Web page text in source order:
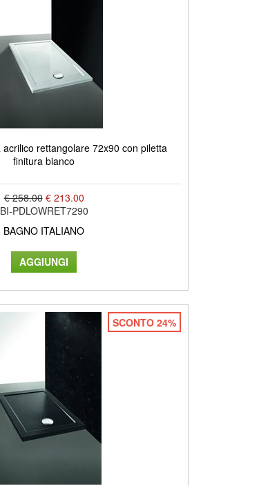
acrilico rettangolare 72x90 con piletta
finitura bianco
€ 258.00 € 213.00
BI-PDLOWRET7290
BAGNO ITALIANO
SCONTO 24%